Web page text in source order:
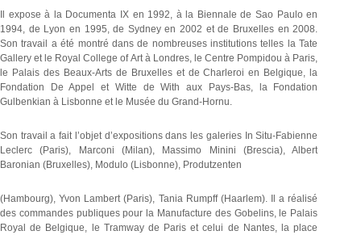
Il expose à la Documenta IX en 1992, à la Biennale de Sao Paulo en
1994, de Lyon en 1995, de Sydney en 2002 et de Bruxelles en 2008.
Son travail a été montré dans de nombreuses institutions telles la Tate
Gallery et le Royal College of Art à Londres, le Centre Pompidou à Paris,
le Palais des Beaux-Arts de Bruxelles et de Charleroi en Belgique, la
Fondation De Appel et Witte de With aux Pays-Bas, la Fondation
Gulbenkian à Lisbonne et le Musée du Grand-Hornu.
Son travail a fait l’objet d’expositions dans les galeries In Situ-Fabienne
Leclerc (Paris), Marconi (Milan), Massimo Minini (Brescia), Albert
Baronian (Bruxelles), Modulo (Lisbonne), Produtzenten
(Hambourg), Yvon Lambert (Paris), Tania Rumpff (Haarlem). Il a réalisé
des commandes publiques pour la Manufacture des Gobelins, le Palais
Royal de Belgique, le Tramway de Paris et celui de Nantes, la place